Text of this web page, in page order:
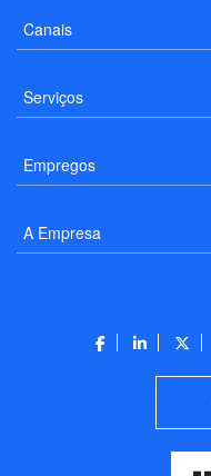
Canais
Serviços
Empregos
A Empresa